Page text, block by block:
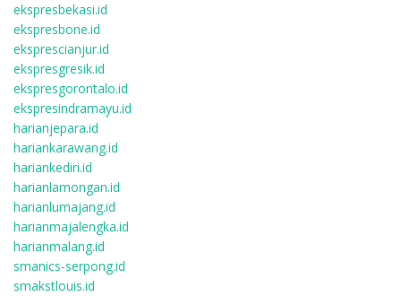
ekspresbekasi.id
ekspresbone.id
eksprescianjur.id
ekspresgresik.id
ekspresgorontalo.id
ekspresindramayu.id
harianjepara.id
hariankarawang.id
hariankediri.id
harianlamongan.id
harianlumajang.id
harianmajalengka.id
harianmalang.id
smanics-serpong.id
smakstlouis.id